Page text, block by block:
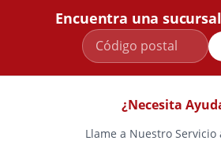
Encuentra una
¿Necesita
Llame a Nuestro Servicio